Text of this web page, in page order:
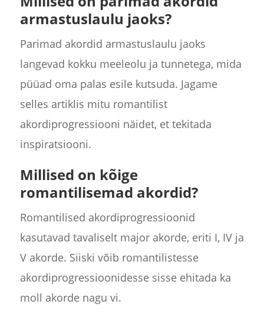
armastuslaulu jaoks?
Parimad akordid armastuslaulu jaoks
langevad kokku meeleolu ja tunnetega, mida
püüad oma palas esile kutsuda. Jagame
selles artiklis mitu romantilist
akordiprogressiooni näidet, et tekitada
inspiratsiooni.
Millised on kõige
romantilisemad akordid?
Romantilised akordiprogressioonid
kasutavad tavaliselt major akorde, eriti I, IV ja
V akorde. Siiski võib romantilistesse
akordiprogressioonidesse sisse ehitada ka
moll akorde nagu vi.